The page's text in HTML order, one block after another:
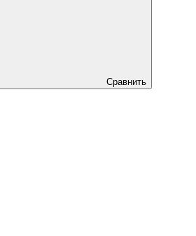
Сравнить